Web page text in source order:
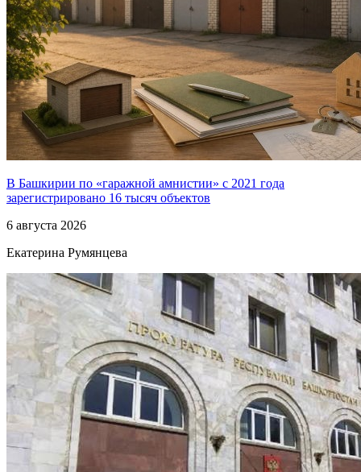
В Башкирии по «гаражной амнистии» с 2021 года
зарегистрировано 16 тысяч объектов
6 августа 2026
Екатерина Румянцева